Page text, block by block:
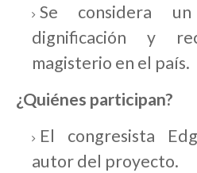
Se considera
dignificación y
magisterio en el país.
¿Quiénes participan?
El congresista
autor del proyecto.